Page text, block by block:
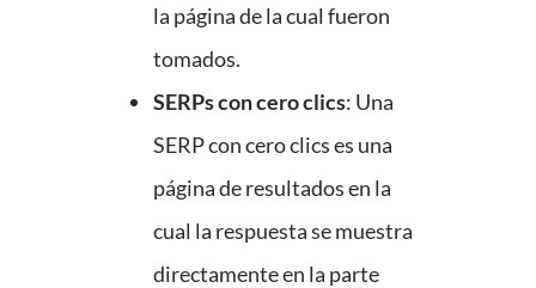
la página de la cual fueron
tomados.
SERPs con cero clics: Una
SERP con cero clics es una
página de resultados en la
cual la respuesta se muestra
directamente en la parte